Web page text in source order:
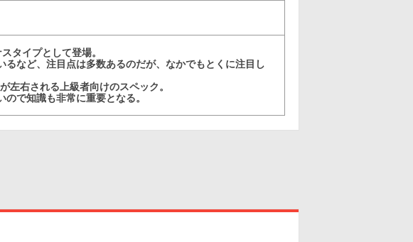
タイプとして登場。
など、注目点は多数あるのだが、なかでもとくに注目し
左右される上級者向けのスペック。
で知識も非常に重要となる。